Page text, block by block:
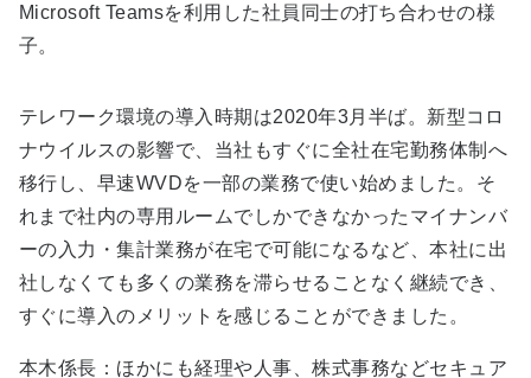
Microsoft Teamsを利用した社員同士の打ち合わせの様
子。
テレワーク環境の導入時期は2020年3月半ば。新型コロ
ナウイルスの影響で、当社もすぐに全社在宅勤務体制へ
移行し、早速WVDを一部の業務で使い始めました。そ
れまで社内の専用ルームでしかできなかったマイナンバ
ーの入力・集計業務が在宅で可能になるなど、本社に出
社しなくても多くの業務を滞らせることなく継続でき、
すぐに導入のメリットを感じることができました。
本木係長：ほかにも経理や人事、株式事務などセキュア